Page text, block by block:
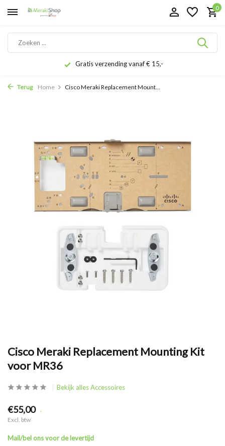
0
Gratis verzending vanaf € 15,-
Terug Home Cisco Meraki Replacement Mount...
Cisco Meraki Replacement Mounting Kit
voor MR36
Bekijk alles Accessoires
€55,00 .
Excl. btw
Mail/bel ons voor de levertijd